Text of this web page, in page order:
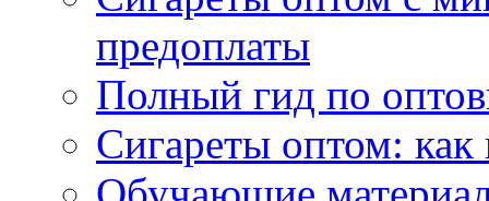
предоплаты
Полный гид по
Сигареты оптом: